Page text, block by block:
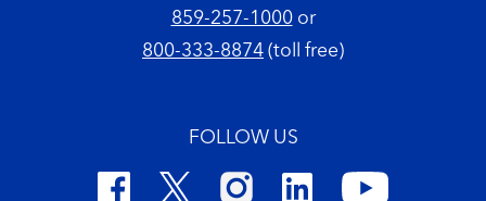
859-257-1000or
800-333-8874 (toll free)
FOLLOW US